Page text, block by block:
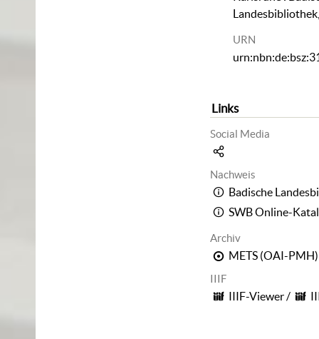
URN
Links
Social Media
Nachweis
Badische
SWB Online-
Archiv
METS (OAI-PMH)
IIIF
IIIF-Viewer/